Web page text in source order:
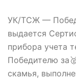
УК/ТСЖ —
выдается
прибора учета
Победителю
скамья,